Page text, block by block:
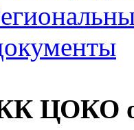
ЦОКО